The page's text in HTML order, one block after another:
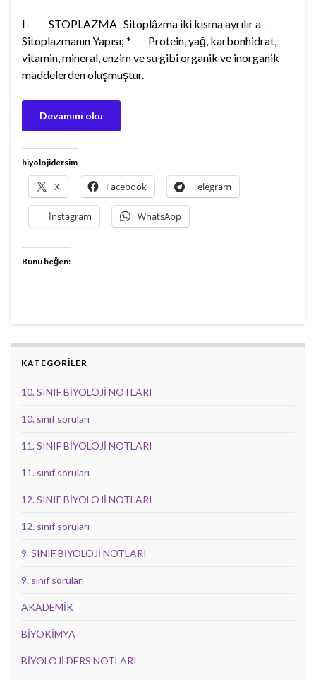
I- STOPLAZMA Sitoplâzma iki kısma ayrılır a-
Sitoplazmanın Yapısı; * Protein, yağ, karbonhidrat,
vitamin, mineral, enzim ve su gibi organik ve inorganik
maddelerden oluşmuştur.
Devamını oku
biyolojidersim
X Facebook Telegram
İnstagram WhatsApp
Bunu beğen:
KATEGORİLER
10. SINIF BİYOLOJİ NOTLARI
10. sınıf soruları
11. SINIF BİYOLOJİ NOTLARI
11. sınıf soruları
12. SINIF BİYOLOJİ NOTLARI
12. sınıf soruları
9. SINIF BİYOLOJİ NOTLARI
9. sınıf soruları
AKADEMİK
BİYOKİMYA
BİYOLOJİ DERS NOTLARI